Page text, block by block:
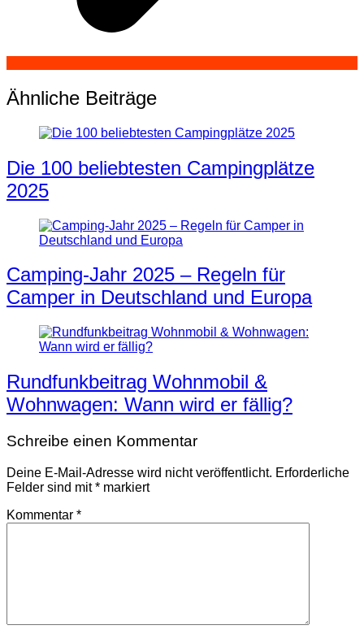
Ähnliche Beiträge
Die 100 beliebtesten Campingplätze
2025
Camping-Jahr 2025 – Regeln für
Camper in Deutschland und Europa
Rundfunkbeitrag Wohnmobil &
Wohnwagen: Wann wird er fällig?
Schreibe einen Kommentar
Deine E-Mail-Adresse wird nicht veröffentlicht. Erforderliche
Felder sind mit* markiert
Kommentar *